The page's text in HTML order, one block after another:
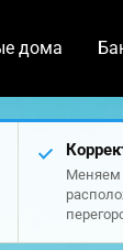
дома
Меняем